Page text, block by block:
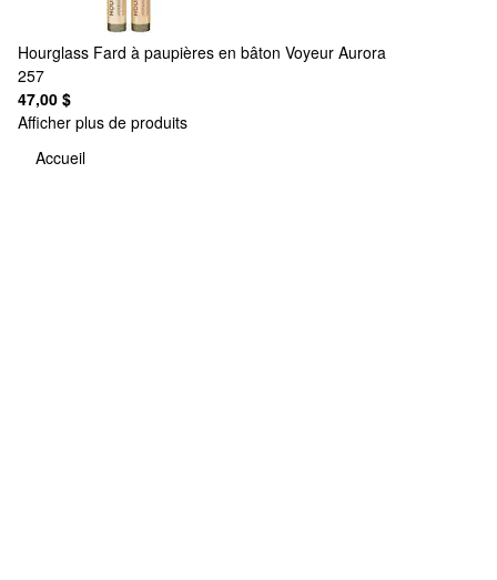
Hourglass Fard à paupières en bâton Voyeur Aurora
257
47,00 $
Afficher plus de produits
Accueil